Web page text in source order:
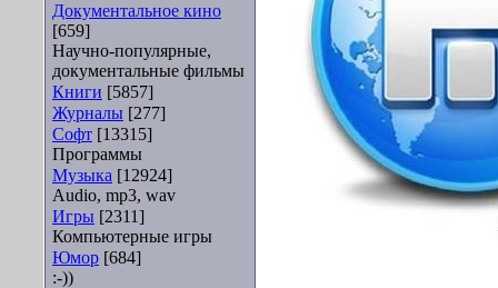
Документальное кино
[659]
Научно-популярные,
документальные фильмы
Книги [5857]
Журналы [277]
Софт [13315]
Программы
Музыка [12924]
Audio, mp3, wav
Игры [2311]
Компьютерные игры
Юмор [684]
:-))